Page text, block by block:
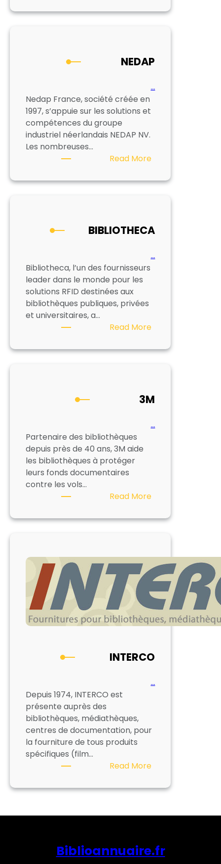
NEDAP
…
Nedap France, société créée en
1997, s’appuie sur les solutions et
compétences du groupe
industriel néerlandais NEDAP NV.
Les nombreuses…
Read More:
BIBLIOTHECA
…
Bibliotheca, l’un des fournisseurs
leader dans le monde pour les
solutions RFID destinées aux
bibliothèques publiques, privées
et universitaires, a…
Read More:
3M
…
Partenaire des bibliothèques
depuis près de 40 ans, 3M aide
les bibliothèques à protéger
leurs fonds documentaires
contre les vols…
Read More:
INTERCO
…
Depuis 1974, INTERCO est
présente auprès des
bibliothèques, médiathèques,
centres de documentation, pour
la fourniture de tous produits
spécifiques (film…
Read More:
Biblioannuaire.fr